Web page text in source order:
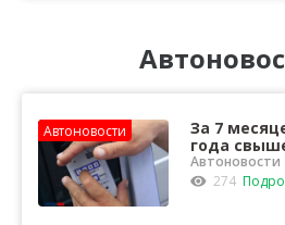
Автоновости
За 7
года
тысяч
Автоновости
274